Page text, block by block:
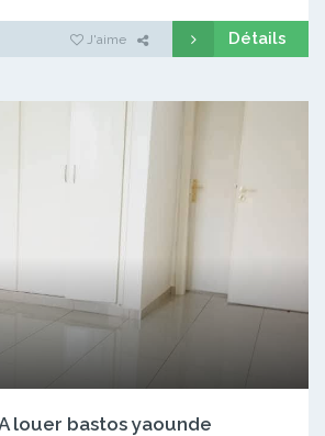
J'aime Détails
louer bastos yaounde